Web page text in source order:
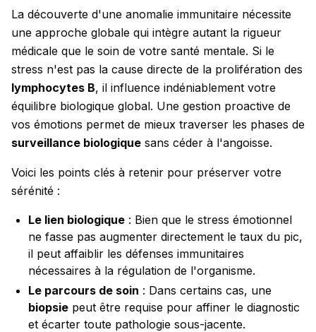
La découverte d'une anomalie immunitaire nécessite
une approche globale qui intègre autant la rigueur
médicale que le soin de votre santé mentale. Si le
stress n'est pas la cause directe de la prolifération des
lymphocytes B, il influence indéniablement votre
équilibre biologique global. Une gestion proactive de
vos émotions permet de mieux traverser les phases de
surveillance biologique sans céder à l'angoisse.
Voici les points clés à retenir pour préserver votre
sérénité :
Le lien biologique : Bien que le stress émotionnel
ne fasse pas augmenter directement le taux du pic,
il peut affaiblir les défenses immunitaires
nécessaires à la régulation de l'organisme.
Le parcours de soin : Dans certains cas, une
biopsie peut être requise pour affiner le diagnostic
et écarter toute pathologie sous-jacente.